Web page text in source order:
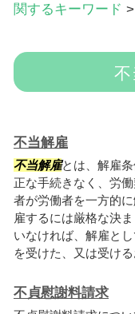
関するキーワード >
不当解雇
不当解雇とは、解雇
正な手続きなく、労
者が労働者を一方的
雇するには厳格な決
いなければ、解雇と
を受けた、又は受け
不貞慰謝料請求